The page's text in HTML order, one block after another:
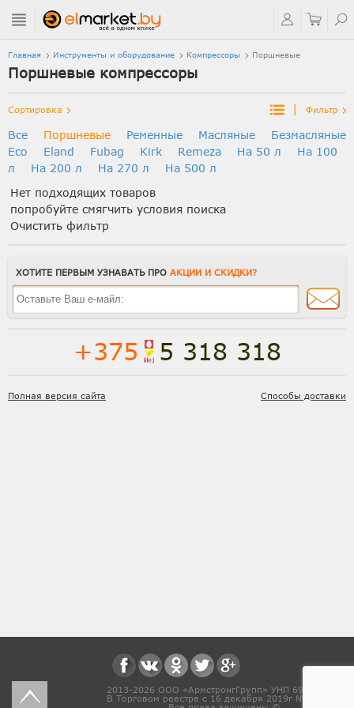
Главная Инструменты и оборудование Компрессоры Поршневые
Поршневые компрессоры
Сортировка | Фильтр
Все Поршневые Ременные Масляные
Безмасляные
Eco
Eland Fubag Kirk Remeza На 50 л
На 100
л
На 200 л На 270 л
На 500 л
Нет подходящих товаров
попробуйте смягчить условия поиска
Очистить фильтр
ХОТИТЕ ПЕРВЫМ УЗНАВАТЬ ПРО АКЦИИ И СКИДКИ?
+375 5 318 318
Полная версия сайта Способы доставки
2013-2026 ООО «АрмстронгГрупп» УНП 691831571
В Торговом реестре с 16 декабря 2019г № 468454